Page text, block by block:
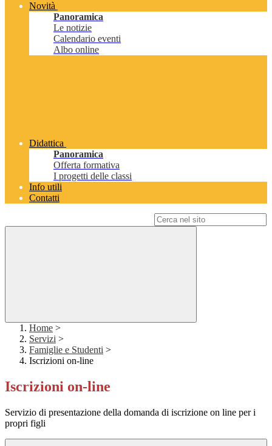
Novità
Panoramica
Le notizie
Calendario eventi
Albo online
Didattica
Panoramica
Offerta formativa
I progetti delle classi
Info utili
Contatti
Home >
Servizi >
Famiglie e Studenti >
Iscrizioni on-line
Iscrizioni on-line
Servizio di presentazione della domanda di iscrizione on line per i
propri figli